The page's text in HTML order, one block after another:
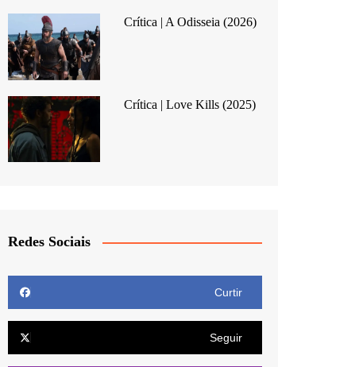
Crítica | A Odisseia (2026)
Crítica | Love Kills (2025)
Redes Sociais
Curtir
Seguir